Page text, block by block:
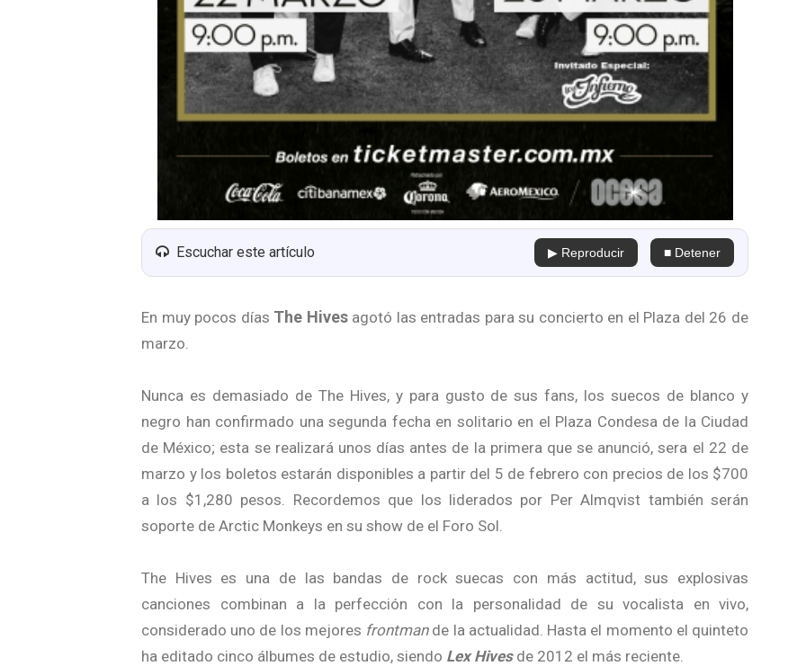
Escuchar este artículo ▶ Reproducir ■ Detener
En muy pocos días The Hivesagotó las entradas para su concierto en el Plaza del 26 de
marzo.
Nunca es demasiado de The Hives, y para gusto de sus fans, los suecos de blanco y
negro han confirmado una segunda fecha en solitario en el Plaza Condesa de la Ciudad
de México; esta se realizará unos días antes de la primera que se anunció, sera el 22 de
marzo y los boletos estarán disponibles a partir del 5 de febrero con precios de los $700
a los $1,280 pesos. Recordemos que los liderados por Per Almqvist también serán
soporte de Arctic Monkeys en su show de el Foro Sol.
The Hives es una de las bandas de rock suecas con más actitud, sus explosivas
canciones combinan a la perfección con la personalidad de su vocalista en vivo,
considerado uno de los mejores frontman de la actualidad. Hasta el momento el quinteto
ha editado cinco álbumes de estudio, siendo Lex Hivesde 2012 el más reciente.